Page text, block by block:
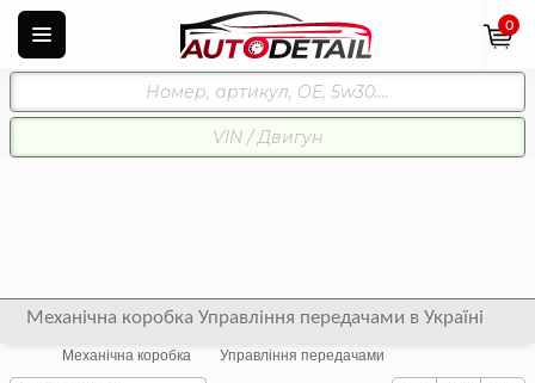
0
Механічна коробка Управління передачами в Україні
Механічна коробка Управління передачами